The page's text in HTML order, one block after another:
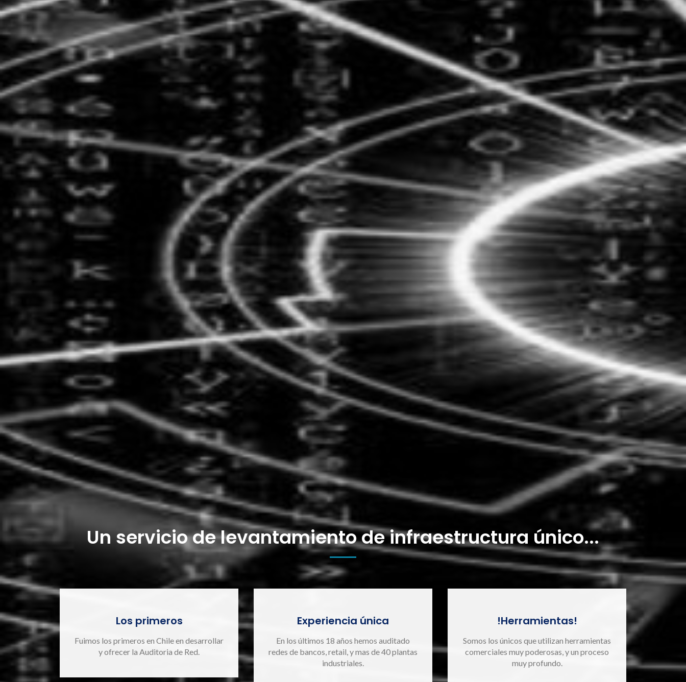
Un servicio de levantamiento de infraestructura único...
Los primeros
Fuimos los primeros en Chile en desarrollar
y ofrecer la Auditoria de Red.
Experiencia única
En los últimos 18 años hemos auditado
redes de bancos, retail, y mas de 40 plantas
industriales.
!Herramientas!
Somos los únicos que utilizan herramientas
comerciales muy poderosas, y un proceso
muy profundo.